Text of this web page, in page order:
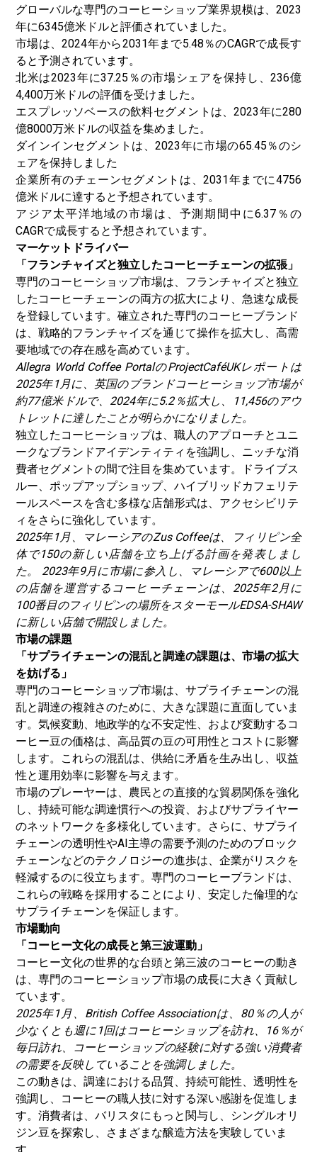
グローバルな専門のコーヒーショップ業界規模は、2023
年に6345億米ドルと評価されていました。
市場は、2024年から2031年まで5.48％のCAGRで成長す
ると予測されています。
北米は2023年に37.25％の市場シェアを保持し、236億
4,400万米ドルの評価を受けました。
エスプレッソベースの飲料セグメントは、2023年に280
億8000万米ドルの収益を集めました。
ダインインセグメントは、2023年に市場の65.45％のシ
ェアを保持しました
企業所有のチェーンセグメントは、2031年までに4756
億米ドルに達すると予想されています。
アジア太平洋地域の市場は、予測期間中に6.37％の
CAGRで成長すると予想されています。
マーケットドライバー
「フランチャイズと独立したコーヒーチェーンの拡張」
専門のコーヒーショップ市場は、フランチャイズと独立
したコーヒーチェーンの両方の拡大により、急速な成長
を登録しています。確立された専門のコーヒーブランド
は、戦略的フランチャイズを通じて操作を拡大し、高需
要地域での存在感を高めています。
Allegra World Coffee PortalのProjectCaféUKレポートは
2025年1月に、英国のブランドコーヒーショップ市場が
約77億米ドルで、2024年に5.2％拡大し、11,456のアウ
トレットに達したことが明らかになりました。
独立したコーヒーショップは、職人のアプローチとユニ
ークなブランドアイデンティティを強調し、ニッチな消
費者セグメントの間で注目を集めています。ドライブス
ルー、ポップアップショップ、ハイブリッドカフェリテ
ールスペースを含む多様な店舗形式は、アクセシビリテ
ィをさらに強化しています。
2025年1月、マレーシアのZus Coffeeは、フィリピン全
体で150の新しい店舗を立ち上げる計画を発表しまし
た。 2023年9月に市場に参入し、マレーシアで600以上
の店舗を運営するコーヒーチェーンは、2025年2月に
100番目のフィリピンの場所をスターモールEDSA-SHAW
に新しい店舗で開設しました。
市場の課題
「サプライチェーンの混乱と調達の課題は、市場の拡大
を妨げる」
専門のコーヒーショップ市場は、サプライチェーンの混
乱と調達の複雑さのために、大きな課題に直面していま
す。気候変動、地政学的な不安定性、および変動するコ
ーヒー豆の価格は、高品質の豆の可用性とコストに影響
します。これらの混乱は、供給に矛盾を生み出し、収益
性と運用効率に影響を与えます。
市場のプレーヤーは、農民との直接的な貿易関係を強化
し、持続可能な調達慣行への投資、およびサプライヤー
のネットワークを多様化しています。さらに、サプライ
チェーンの透明性やAI主導の需要予測のためのブロック
チェーンなどのテクノロジーの進歩は、企業がリスクを
軽減するのに役立ちます。専門のコーヒーブランドは、
これらの戦略を採用することにより、安定した倫理的な
サプライチェーンを保証します。
市場動向
「コーヒー文化の成長と第三波運動」
コーヒー文化の世界的な台頭と第三波のコーヒーの動き
は、専門のコーヒーショップ市場の成長に大きく貢献し
ています。
2025年1月、British Coffee Associationは、80％の人が
少なくとも週に1回はコーヒーショップを訪れ、16％が
毎日訪れ、コーヒーショップの経験に対する強い消費者
の需要を反映していることを強調しました。
この動きは、調達における品質、持続可能性、透明性を
強調し、コーヒーの職人技に対する深い感謝を促進しま
す。消費者は、バリスタにもっと関与し、シングルオリ
ジン豆を探索し、さまざまな醸造方法を実​​験していま